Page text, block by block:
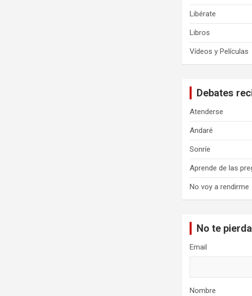
Libérate
Libros
Vídeos y Películas
Debates
Atenderse
Andaré
Sonríe
Aprende de las
No voy a rendirme
No te
Email
Nombre